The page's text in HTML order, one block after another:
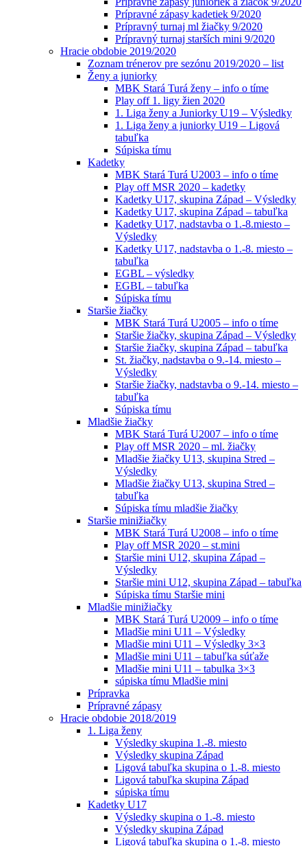
Prípravné zápasy kadetiek 9/2020
Prípravný turnaj ml žiačky 9/2020
Prípravný turnaj starších mini 9/2020
Hracie obdobie 2019/2020
Zoznam trénerov pre sezónu 2019/2020 – list
Ženy a juniorky
MBK Stará Turá ženy – info o tíme
Play off 1. ligy žien 2020
1. Liga ženy a Juniorky U19 – Výsledky
1. Liga ženy a juniorky U19 – Ligová
tabuľka
Súpiska tímu
Kadetky
MBK Stará Turá U2003 – info o tíme
Play off MSR 2020 – kadetky
Kadetky U17, skupina Západ – Výsledky
Kadetky U17, skupina Západ – tabuľka
Kadetky U17, nadstavba o 1.-8.miesto –
Výsledky
Kadetky U17, nadstavba o 1.-8. miesto –
tabuľka
EGBL – výsledky
EGBL – tabuľka
Súpiska tímu
Staršie žiačky
MBK Stará Turá U2005 – info o tíme
Staršie žiačky, skupina Západ – Výsledky
Staršie žiačky, skupina Západ – tabuľka
St. žiačky, nadstavba o 9.-14. miesto –
Výsledky
Staršie žiačky, nadstavba o 9.-14. miesto –
tabuľka
Súpiska tímu
Mladšie žiačky
MBK Stará Turá U2007 – info o tíme
Play off MSR 2020 – ml. žiačky
Mladšie žiačky U13, skupina Stred –
Výsledky
Mladšie žiačky U13, skupina Stred –
tabuľka
Súpiska tímu mladšie žiačky
Staršie minižiačky
MBK Stará Turá U2008 – info o tíme
Play off MSR 2020 – st.mini
Staršie mini U12, skupina Západ –
Výsledky
Staršie mini U12, skupina Západ – tabuľka
Súpiska tímu Staršie mini
Mladšie minižiačky
MBK Stará Turá U2009 – info o tíme
Mladšie mini U11 – Výsledky
Mladšie mini U11 – Výsledky 3×3
Mladšie mini U11 – tabuľka súťaže
Mladšie mini U11 – tabulka 3×3
súpiska tímu Mladšie mini
Prípravka
Prípravné zápasy
Hracie obdobie 2018/2019
1. Liga ženy
Výsledky skupina 1.-8. miesto
Výsledky skupina Západ
Ligová tabuľka skupina o 1.-8. miesto
Ligová tabuľka skupina Západ
súpiska tímu
Kadetky U17
Výsledky skupina o 1.-8. miesto
Výsledky skupina Západ
Ligová tabuľka skupina o 1.-8. miesto